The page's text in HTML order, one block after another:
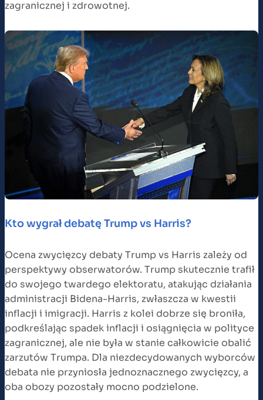
zagranicznej i zdrowotnej.
Kto wygrał debatę Trump vs Harris?
Ocena zwycięzcy debaty Trump vs Harris zależy od
perspektywy obserwatorów. Trump skutecznie trafił
do swojego twardego elektoratu, atakując działania
administracji Bidena-Harris, zwłaszcza w kwestii
inflacji i imigracji. Harris z kolei dobrze się broniła,
podkreślając spadek inflacji i osiągnięcia w polityce
zagranicznej, ale nie była w stanie całkowicie obalić
zarzutów Trumpa. Dla niezdecydowanych wyborców
debata nie przyniosła jednoznacznego zwycięzcy, a
oba obozy pozostały mocno podzielone.